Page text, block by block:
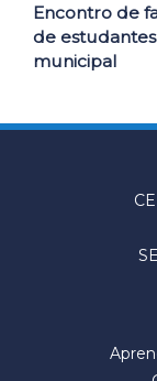
Encontro de
de
municipal